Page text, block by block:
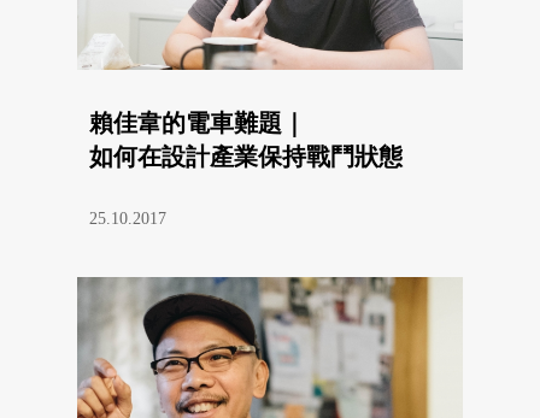
賴佳韋的電車難題｜
如何在設計產業保持戰鬥狀態
25.10.2017